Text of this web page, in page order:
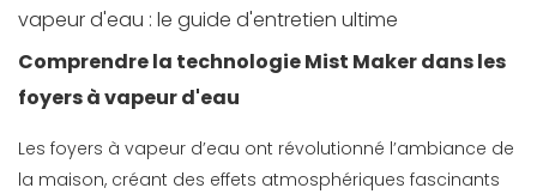
vapeur d'eau : le guide d'entretien ultime
Comprendre la technologie Mist Maker dans les
foyers à vapeur d'eau
Les foyers à vapeur d’eau ont révolutionné l’ambiance de
la maison, créant des effets atmosphériques fascinants